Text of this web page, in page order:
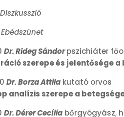
Diszkusszió
Ebédszünet
Dr. Rideg Sándorpszichiáter
szerepe és
Dr. Borza Attila kutató orvos
analízis szerepe a
Dr. Dérer Cecília bőrgyógyász,